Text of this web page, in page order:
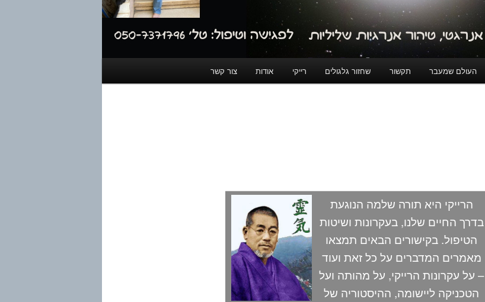
העולם שמעבר תקשור שחזור גלגולים רייקי אודות צור קשר
הרייקי היא תורה שלמה הנוגעת
בדרך החיים שלנו, בעקרונות ושיטות
הטיפול. בקישורים הבאים תמצאו
מאמרים המדברים על כל זאת ועוד
– על עקרונות הרייקי, על מהותה ועל
הטכניקה ליישומה, ההיסטוריה של